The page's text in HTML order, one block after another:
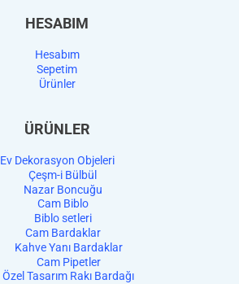
HESABIM
Hesabım
Sepetim
Ürünler
ÜRÜNLER
Ev Dekorasyon Objeleri
Çeşm-i Bülbül
Nazar Boncuğu
Cam Biblo
Biblo setleri
Cam Bardaklar
Kahve Yanı Bardaklar
Cam Pipetler
Özel Tasarım Rakı Bardağı